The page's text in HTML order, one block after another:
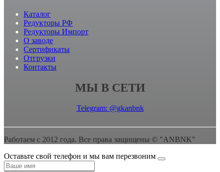
Каталог
Редукторы РФ
Редукторы Импорт
О заводе
Сертификаты
Отгрузки
Контакты
МЫ В СЕТИ
Telegram: @gkanbnk
Работаем с 2012 года. Все права защищены © "ANBNK"
Оставьте свой телефон и мы вам перезвоним